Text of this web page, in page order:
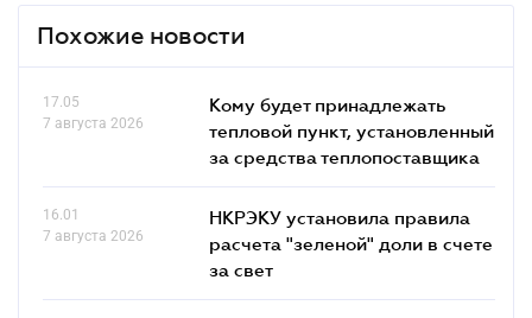
Похожие новости
17.05
7 августа 2026
Кому будет принадлежать
тепловой пункт, установленный
за средства теплопоставщика
16.01
7 августа 2026
НКРЭКУ установила правила
расчета "зеленой" доли в счете
за свет